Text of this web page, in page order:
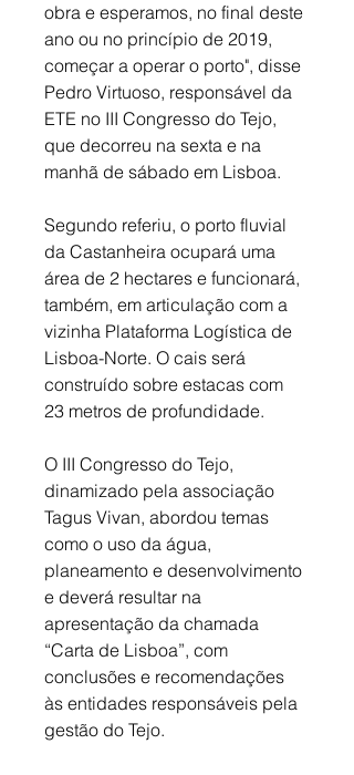
obra e esperamos, no final deste
ano ou no princípio de 2019,
começar a operar o porto", disse
Pedro Virtuoso, responsável da
ETE no III Congresso do Tejo,
que decorreu na sexta e na
manhã de sábado em Lisboa.
Segundo referiu, o porto fluvial
da Castanheira ocupará uma
área de 2 hectares e funcionará,
também, em articulação com a
vizinha Plataforma Logística de
Lisboa-Norte. O cais será
construído sobre estacas com
23 metros de profundidade.
O III Congresso do Tejo,
dinamizado pela associação
Tagus Vivan, abordou temas
como o uso da água,
planeamento e desenvolvimento
e deverá resultar na
apresentação da chamada
“Carta de Lisboa”, com
conclusões e recomendações
às entidades responsáveis pela
gestão do Tejo.